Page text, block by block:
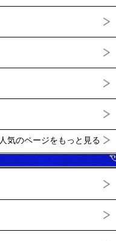
人気のページをもっと見る